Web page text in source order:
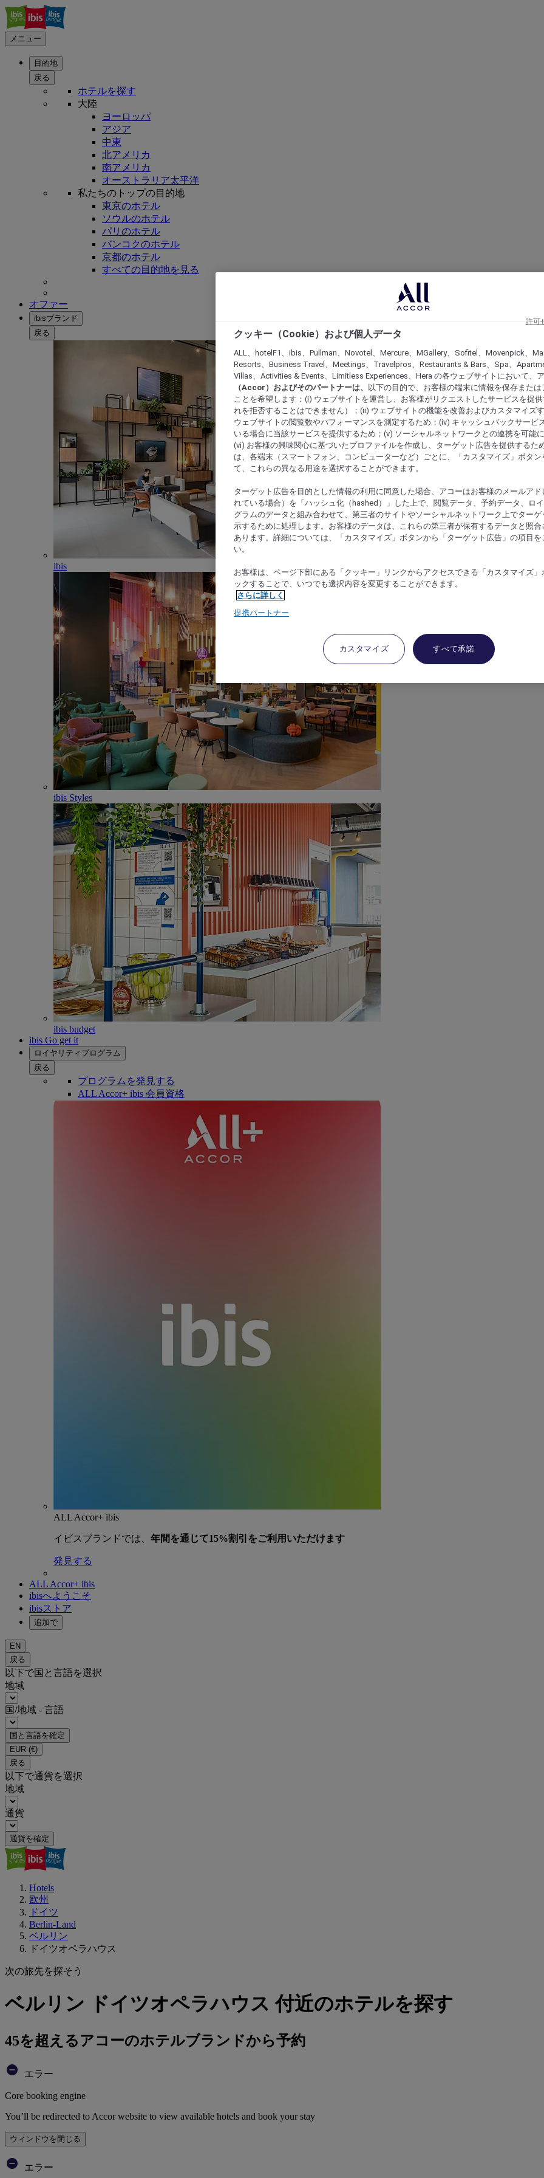
メニュー
目的地
戻る
ホテルを探す
大陸
ヨーロッパ
アジア
中東
北アメリカ
南アメリカ
オーストラリア太平洋
私たちのトップの目的地
東京のホテル
ソウルのホテル
パリのホテル
バンコクのホテル
京都のホテル
すべての目的地を見る
オファー
ibisブランド
戻る
ibis
ibis Styles
ibis budget
ibis Go get it
ロイヤリティプログラム
戻る
プログラムを発見する
ALL Accor+ ibis 会員資格
ALL Accor+ ibis
イビスブランドでは、 年間を通じて15%割引をご利用いただけます
発見する
ALL Accor+ ibis
ibisへようこそ
ibisストア
追加で
EN
戻る
以下で国と言語を選択
地域
国/地域 - 言語
国と言語を確定
EUR (€)
戻る
以下で通貨を選択
地域
通貨
通貨を確定
Hotels
欧州
ドイツ
Berlin-Land
ベルリン
ドイツオペラハウス
次の旅先を探そう
ベルリン ドイツオペラハウス 付近のホテルを探す
45を超えるアコーのホテルブランドから予約
エラー
Core booking engine
You’ll be redirected to Accor website to view available hotels and book your stay
ウィンドウを閉じる
エラー
クッキー（Cookie）および個人データ
ALL、hotelF1、ibis、Pullman、Novotel、Mercure、MGallery、Sofitel、Movenpick、
Resorts、Business Travel、Meetings、Travelpros、Restaurants & Bars、Spa、
Villas、Activities & Events、Limitless Experiences、Hera の各ウェブサイトにおいて、
（Accor）およびそのパートナーは、
以下の目的で、お客様の端末に情報を保存または
ことを希望します：(i) ウェブサイトを運営し、お客様がリクエストしたサービスを提供
れを拒否することはできません）；(ii) ウェブサイトの機能を改善およびカスタマイズ
ウェブサイトの閲覧数やパフォーマンスを測定するため；(iv) キャッシュバックサービ
いる場合に当該サービスを提供するため；(v) ソーシャルネットワークとの連携を可能
(vi) お客様の興味関心に基づいたプロファイルを作成し、ターゲット広告を提供するた
は、各端末（スマートフォン、コンピューターなど）ごとに、「カスタマイズ」ボタン
て、これらの異なる用途を選択することができます。
ターゲット広告を目的とした情報の利用に同意した場合、アコーはお客様のメールアド
れている場合）を「ハッシュ化（hashed）」した上で、閲覧データ、予約データ、ロ
グラムのデータと組み合わせて、第三者のサイトやソーシャルネットワーク上でター
示するために処理します。お客様のデータは、これらの第三者が保有するデータと照合
あります。詳細については、「カスタマイズ」ボタンから「ターゲット広告」の項目を
い。
お客様は、ページ下部にある「クッキー」リンクからアクセスできる「カスタマイズ」
ックすることで、いつでも選択内容を変更することができます。
さらに詳しく
提携パートナー
カスタマイズ すべて承諾
許可